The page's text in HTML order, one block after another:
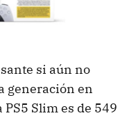
si aún no
generación en
Slim es de 549